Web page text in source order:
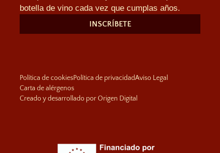
botella de vino cada vez que cumplas años.
INSCRÍBETE
Política de cookiesPolítica de privacidadAviso Legal
Carta de alérgenos
Creado y desarrollado por Origen Digital